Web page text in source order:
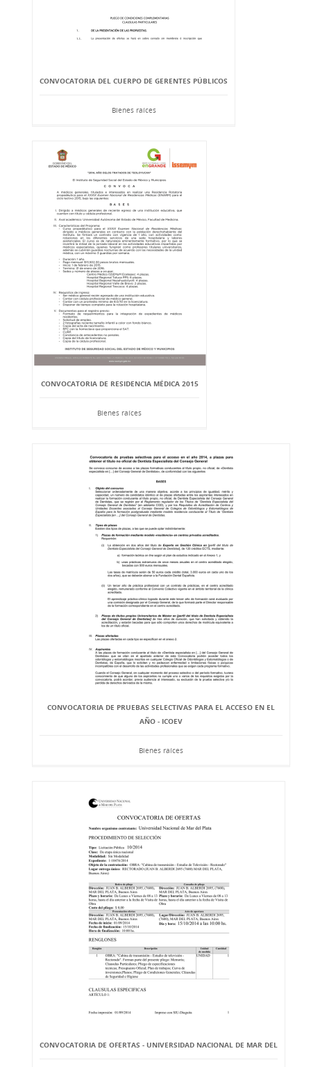
CONVOCATORIA DEL CUERPO DE GERENTES PÚBLICOS
Bienes raíces
CONVOCATORIA DE RESIDENCIA MÉDICA 2015
Bienes raíces
CONVOCATORIA DE PRUEBAS SELECTIVAS PARA EL ACCESO EN EL
AÑO - ICOEV
Bienes raíces
CONVOCATORIA DE OFERTAS - UNIVERSIDAD NACIONAL DE MAR DEL